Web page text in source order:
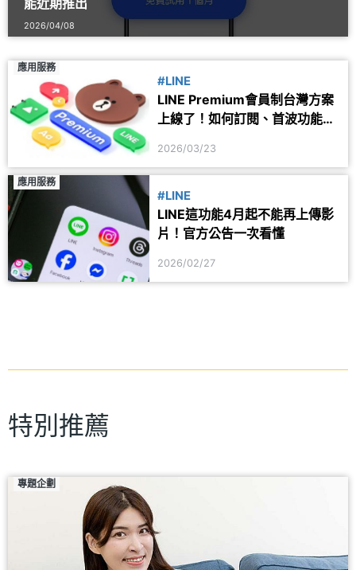
能近期推出
2026/04/08
應用服務
#LINE
LINE Premium會員制台灣方案
上線了！如何訂閱、首波功能及
2026/03/23
應用服務
#LINE
LINE這功能4月起不能再上傳影
片！官方公告一次看懂
2026/02/27
特別推薦
專題企劃